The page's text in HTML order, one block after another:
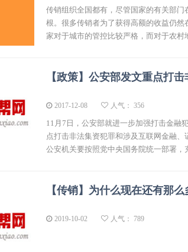
传销组织全国都有，尽管国家的有关部
根。很多传销者为了获得高额的收益仍
家对于城市的管控比较严格，而对于农村
【政策】公安部发文重点打
2017-12-08 人气： 356
11月7日，公安部就进一步加强打击金融
点打击非法集资犯罪和涉及互联网金融
公安机关要按照党中央国务院统一部署，
【传销】为什么现在还有那
2019-10-02 人气： 789